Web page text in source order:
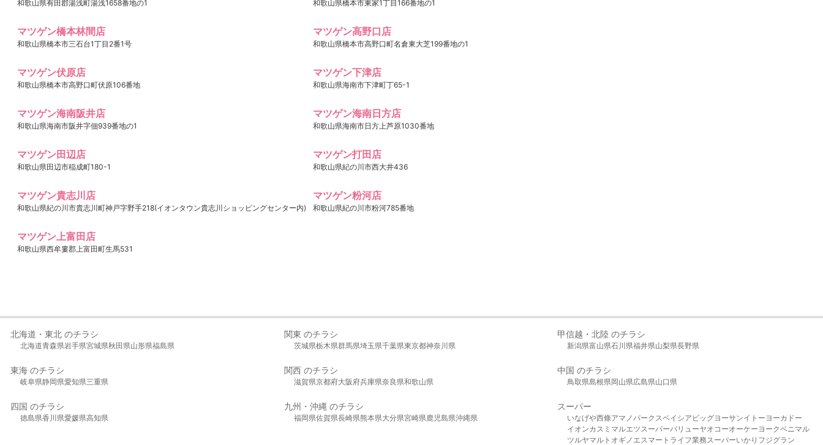
和歌山県有田郡湯浅町湯浅1658番地の1 和歌山県橋本市東家1丁目166番地の1
マツゲン橋本林間店
和歌山県橋本市三石台1丁目2番1号
マツゲン高野口店
和歌山県橋本市高野口町名倉東大芝199番地の1
マツゲン伏原店
和歌山県橋本市高野口町伏原106番地
マツゲン下津店
和歌山県海南市下津町丁65-1
マツゲン海南阪井店
和歌山県海南市阪井字佃939番地の1
マツゲン海南日方店
和歌山県海南市日方上芦原1030番地
マツゲン田辺店
和歌山県田辺市稲成町180-1
マツゲン打田店
和歌山県紀の川市西大井436
マツゲン貴志川店
和歌山県紀の川市貴志川町神戸字野手218(イオンタウン貴志川ショッピングセンター内)
マツゲン粉河店
和歌山県紀の川市粉河785番地
マツゲン上富田店
和歌山県西牟婁郡上富田町生馬531
北海道・東北 のチラシ
北海道青森県岩手県宮城県秋田県山形県福島県
関東 のチラシ
茨城県栃木県群馬県埼玉県千葉県東京都神奈川県
甲信越・北陸 のチラシ
新潟県富山県石川県福井県山梨県長野県
東海 のチラシ
岐阜県静岡県愛知県三重県
関西 のチラシ
滋賀県京都府大阪府兵庫県奈良県和歌山県
中国 のチラシ
鳥取県島根県岡山県広島県山口県
四国 のチラシ
徳島県香川県愛媛県高知県
九州・沖縄 のチラシ
福岡県佐賀県長崎県熊本県大分県宮崎県鹿児島県沖縄県
スーパー
いなげや西條アマノパークスベイシア ビッグヨーサンイトーヨーカドー
イオンカスミ マルエツスーパーバリューヤオコーオーケー ヨークベニマル
ツルヤマルト オギノ エスマート ライフ業務スーパーいかり フジグラン